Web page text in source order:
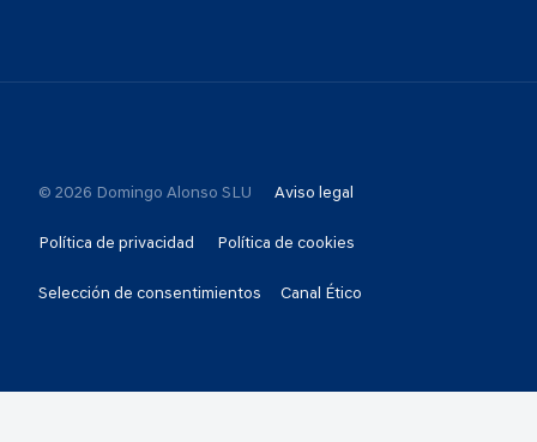
© 2026 Domingo Alonso SLU Aviso legal
Política de privacidad Política de cookies
Selección de consentimientos Canal Ético